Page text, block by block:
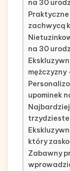
na 30
zachwycą
na 30
upominek
który
Zabawny